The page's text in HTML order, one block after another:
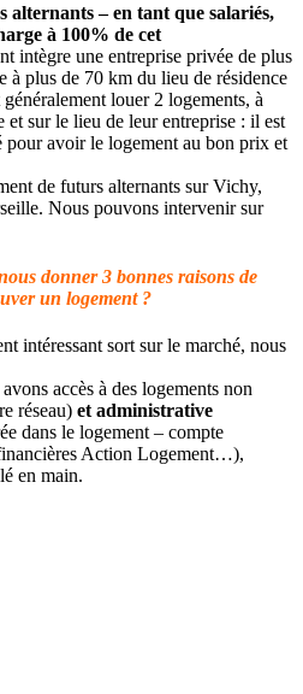
alternants – en tant que salariés,
à 100% de cet
intègre une entreprise privée de plus
à plus de 70 km du lieu de résidence
louer 2 logements, à
et sur le lieu de leur entreprise : il est
pour avoir le logement au bon prix et
de futurs alternants sur Vichy,
Nous pouvons intervenir sur
donner 3 bonnes raisons de
un logement ?
intéressant sort sur le marché, nous
accès à des logements non
réseau) et administrative
dans le logement – compte
Action Logement…),
en main.